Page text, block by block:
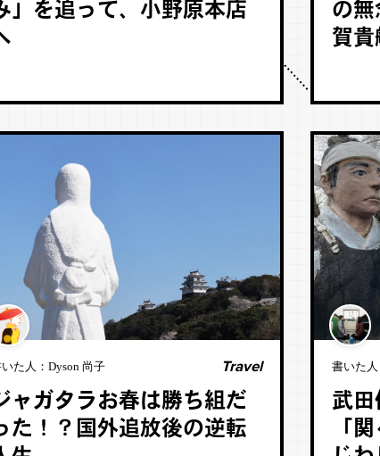
」を追って、小野原本店
の無
賀貴
た人： Dyson 尚子 Travel
ャガタラお春は勝ち組だ
た！？国外追放後の逆転
書いた人
武田
「